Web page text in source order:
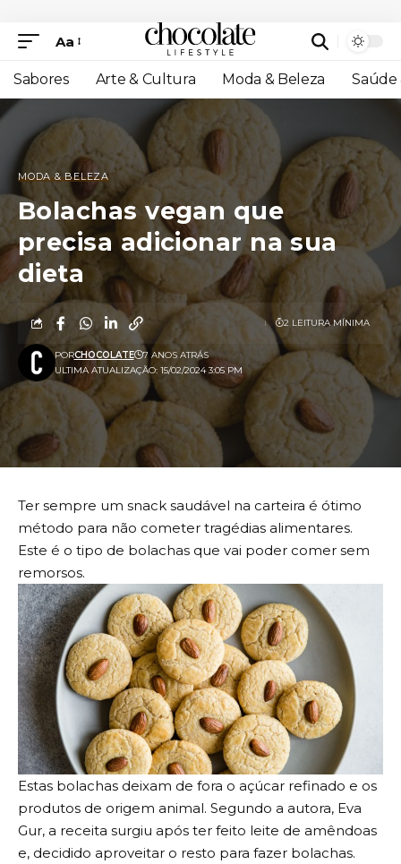
Aa
Sabores Arte & Cultura Moda & Beleza Saúde
MODA & BELEZA
Bolachas vegan que
precisa adicionar na sua
dieta
ULTIMA ATUALIZAÇÃO: 15/02/2024 3:05 PM
PORCHOCOLATE 7 ANOS ATRÁS
2 LEITURA MÍNIMA
Ter sempre um snack saudável na carteira é ótimo
método para não cometer tragédias alimentares.
Este é o tipo de bolachas que vai poder comer sem
remorsos.
Estas bolachas deixam de fora o açúcar refinado e os
produtos de origem animal. Segundo a autora, Eva
Gur, a receita surgiu após ter feito leite de amêndoas
e, decidido aproveitar o resto para fazer bolachas.